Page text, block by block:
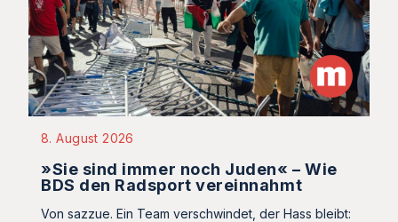
8. August 2026
»Sie sind immer noch Juden« – Wie
BDS den Radsport vereinnahmt
Von sazzue. Ein Team verschwindet, der Hass bleibt: